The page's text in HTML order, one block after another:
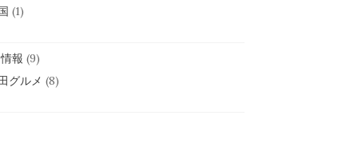
(1)
報 (9)
グルメ (8)